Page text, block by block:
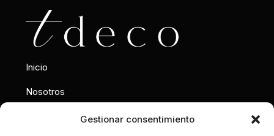
Gestionar consentimiento
Inicio
Nosotros